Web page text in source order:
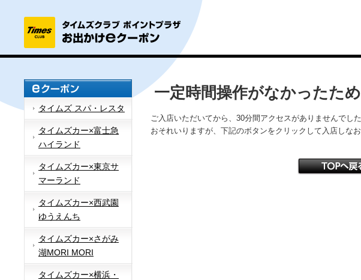
タイムズ スパ・レスタ
タイムズカー×富士急
ハイランド
タイムズカー×東京サ
マーランド
タイムズカー×西武園
ゆうえんち
タイムズカー×さがみ
湖MORI MORI
タイムズカー×横浜・
一定時間操作がなかったた
ご入店いただいてから、30分間アクセスがありませんでし
おそれいりますが、下記のボタンをクリックして入店しなお